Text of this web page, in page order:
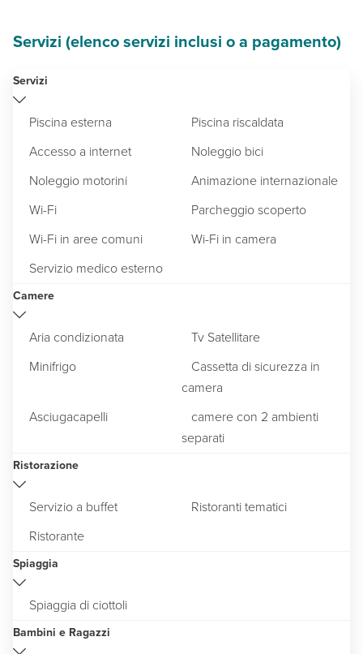
Servizi (elenco servizi inclusi o a pagamento)
Servizi
Piscina esterna
Piscina riscaldata
Accesso a internet
Noleggio bici
Noleggio motorini
Animazione internazionale
Wi-Fi
Parcheggio scoperto
Wi-Fi in aree comuni
Wi-Fi in camera
Servizio medico esterno
Camere
Aria condizionata
Tv Satellitare
Minifrigo
Cassetta di sicurezza in
camera
Asciugacapelli
camere con 2 ambienti
separati
Ristorazione
Servizio a buffet
Ristoranti tematici
Ristorante
Spiaggia
Spiaggia di ciottoli
Bambini e Ragazzi